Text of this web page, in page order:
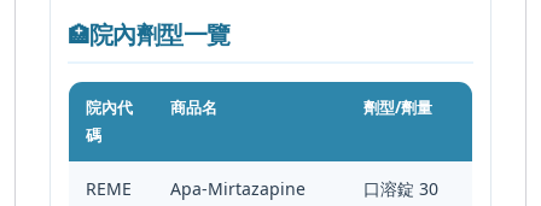
🏥院內劑型一覽
院內代
碼
商品名 劑型/劑量
REME
Apa-Mirtazapine
口溶錠 30